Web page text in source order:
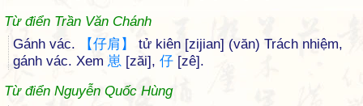
Từ điển Trần Văn Chánh
Gánh vác.
【仔肩 】
tử kiên [zijian] (văn) Trách nhiệm,
gánh vác. Xem 崽 [zăi], 仔 [zê].
Từ điển Nguyễn Quốc Hùng